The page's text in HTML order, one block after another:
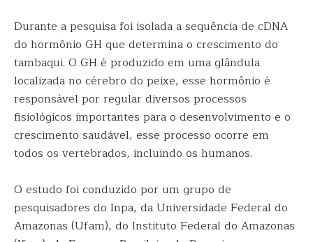
Durante a pesquisa foi isolada a sequência de cDNA
do hormônio GH que determina o crescimento do
tambaqui. O GH é produzido em uma glândula
localizada no cérebro do peixe, esse hormônio é
responsável por regular diversos processos
fisiológicos importantes para o desenvolvimento e o
crescimento saudável, esse processo ocorre em
todos os vertebrados, incluindo os humanos.
O estudo foi conduzido por um grupo de
pesquisadores do Inpa, da Universidade Federal do
Amazonas (Ufam), do Instituto Federal do Amazonas